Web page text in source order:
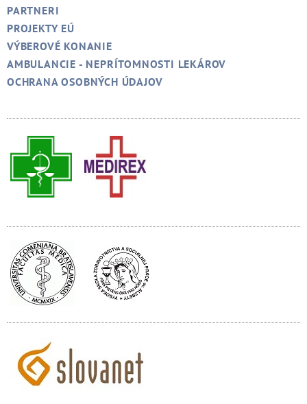
PARTNERI
PROJEKTY EÚ
VÝBEROVÉ KONANIE
AMBULANCIE - NEPRÍTOMNOSTI LEKÁROV
OCHRANA OSOBNÝCH ÚDAJOV